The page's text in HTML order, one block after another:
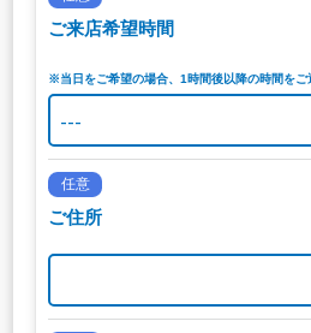
ご来店希望時間
※当日をご希望の場合、1時間後以降の時間をご
任意
ご住所